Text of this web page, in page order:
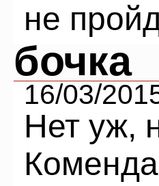
не
бочка
16/03/
Нет уж,